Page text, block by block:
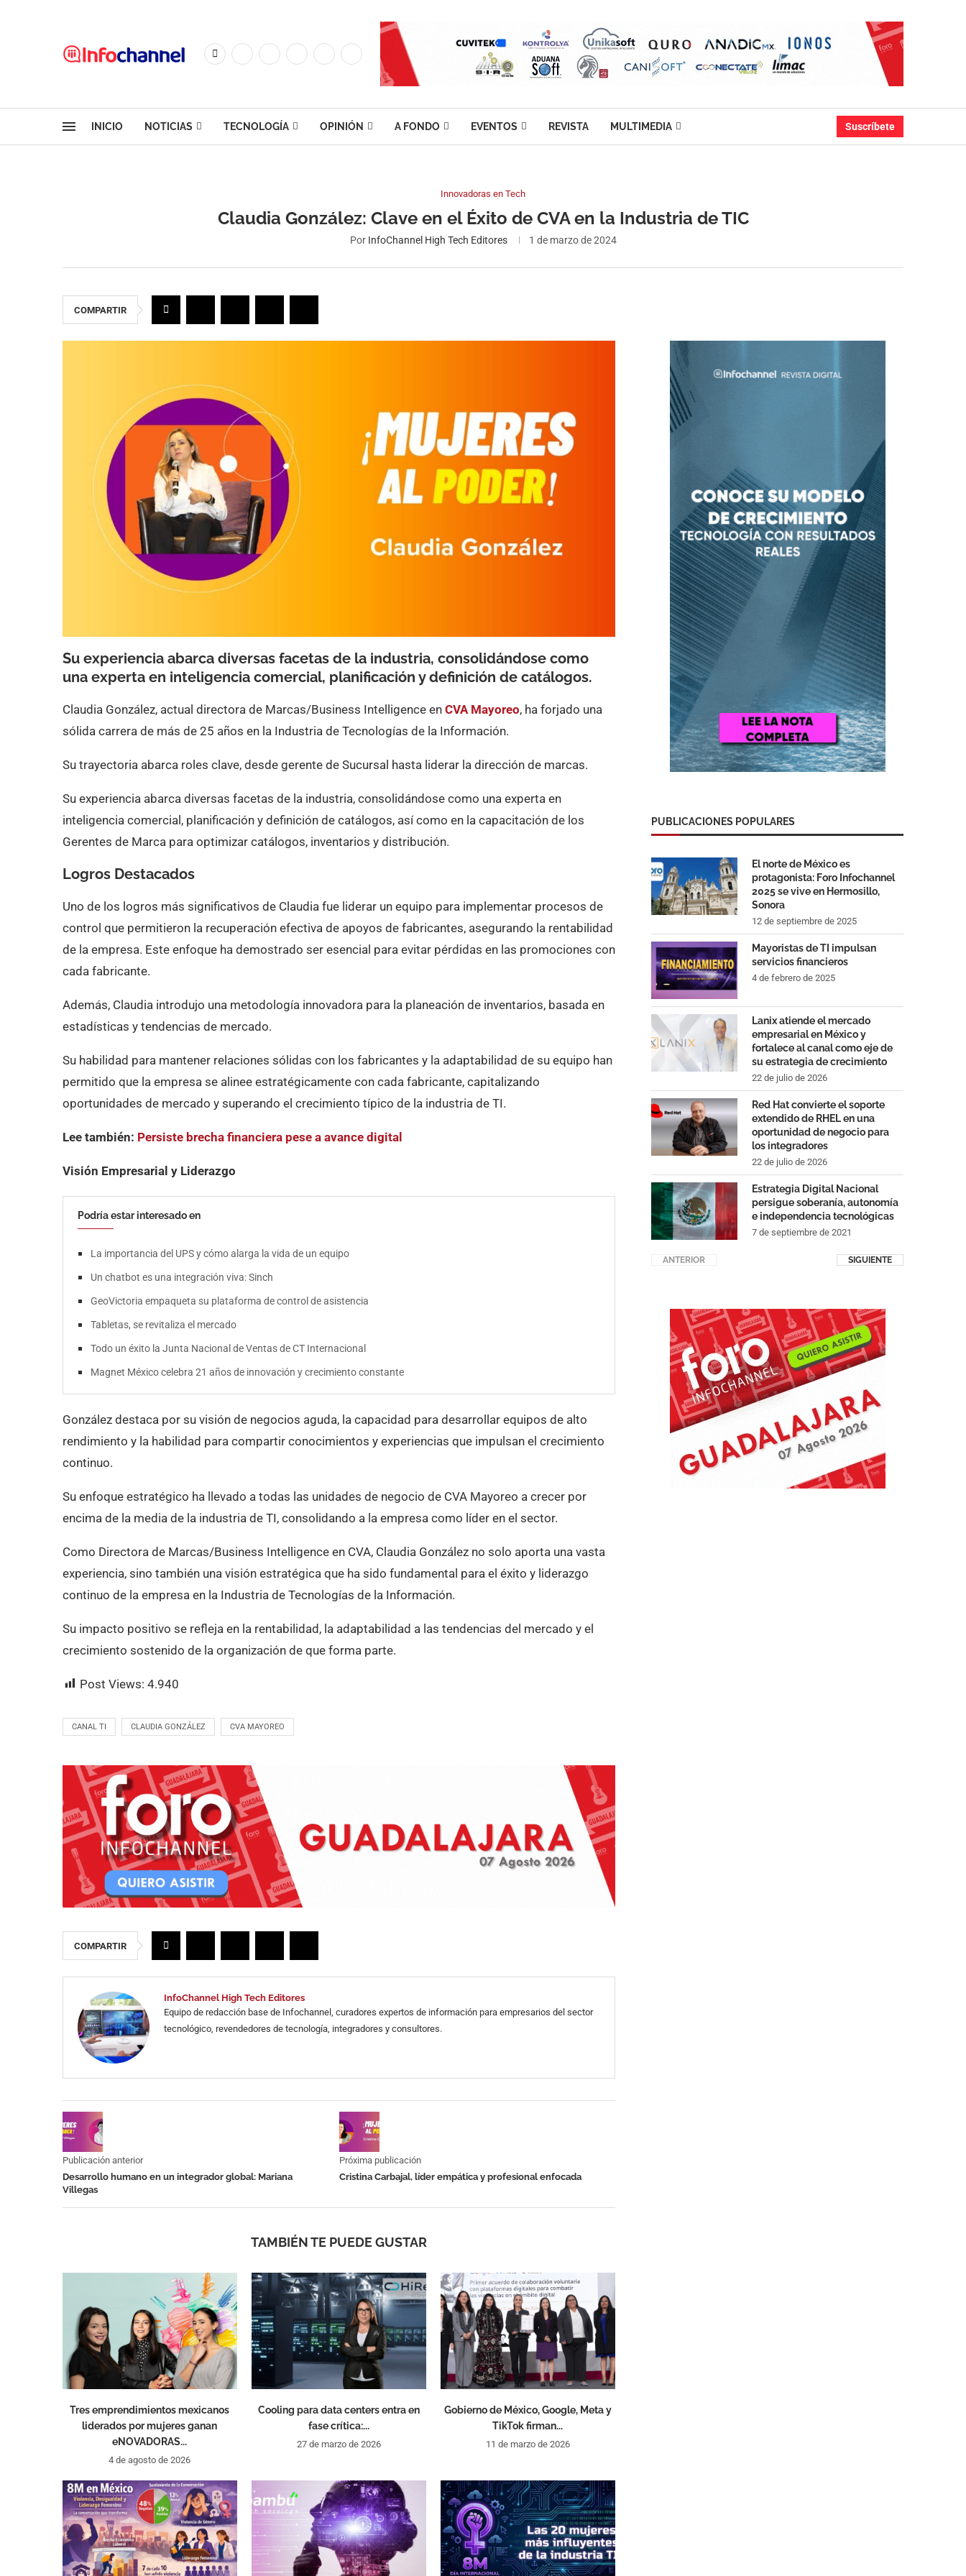
INICIO NOTICIAS TECNOLOGÍA OPINIÓN A FONDO EVENTOS REVISTA MULTIMEDIA Suscríbete
Innovadoras en Tech
Claudia González: Clave en el Éxito de CVA en la Industria de TIC
Por InfoChannel High Tech Editores 1 de marzo de 2024
COMPARTIR
Su experiencia abarca diversas facetas de la industria, consolidándose como
una experta en inteligencia comercial, planificación y definición de catálogos.
Claudia González, actual directora de Marcas/Business Intelligence en CVA Mayoreo, ha forjado una
sólida carrera de más de 25 años en la Industria de Tecnologías de la Información.
Su trayectoria abarca roles clave, desde gerente de Sucursal hasta liderar la dirección de marcas.
Su experiencia abarca diversas facetas de la industria, consolidándose como una experta en
inteligencia comercial, planificación y definición de catálogos, así como en la capacitación de los
Gerentes de Marca para optimizar catálogos, inventarios y distribución.
Logros Destacados
Uno de los logros más significativos de Claudia fue liderar un equipo para implementar procesos de
control que permitieron la recuperación efectiva de apoyos de fabricantes, asegurando la rentabilidad
de la empresa. Este enfoque ha demostrado ser esencial para evitar pérdidas en las promociones con
cada fabricante.
Además, Claudia introdujo una metodología innovadora para la planeación de inventarios, basada en
estadísticas y tendencias de mercado.
Su habilidad para mantener relaciones sólidas con los fabricantes y la adaptabilidad de su equipo han
permitido que la empresa se alinee estratégicamente con cada fabricante, capitalizando
oportunidades de mercado y superando el crecimiento típico de la industria de TI.
Lee también: Persiste brecha financiera pese a avance digital
Visión Empresarial y Liderazgo
Podría estar interesado en
La importancia del UPS y cómo alarga la vida de un equipo
Un chatbot es una integración viva: Sinch
GeoVictoria empaqueta su plataforma de control de asistencia
Tabletas, se revitaliza el mercado
Todo un éxito la Junta Nacional de Ventas de CT Internacional
Magnet México celebra 21 años de innovación y crecimiento constante
González destaca por su visión de negocios aguda, la capacidad para desarrollar equipos de alto
rendimiento y la habilidad para compartir conocimientos y experiencias que impulsan el crecimiento
continuo.
Su enfoque estratégico ha llevado a todas las unidades de negocio de CVA Mayoreo a crecer por
encima de la media de la industria de TI, consolidando a la empresa como líder en el sector.
Como Directora de Marcas/Business Intelligence en CVA, Claudia González no solo aporta una vasta
experiencia, sino también una visión estratégica que ha sido fundamental para el éxito y liderazgo
continuo de la empresa en la Industria de Tecnologías de la Información.
Su impacto positivo se refleja en la rentabilidad, la adaptabilidad a las tendencias del mercado y el
crecimiento sostenido de la organización de que forma parte.
Post Views: 4.940
CANAL TI CLAUDIA GONZÁLEZ CVA MAYOREO
COMPARTIR
InfoChannel High Tech Editores
Equipo de redacción base de Infochannel, curadores expertos de información para empresarios del sector
tecnológico, revendedores de tecnología, integradores y consultores.
Publicación anterior
Desarrollo humano en un integrador global: Mariana
Villegas
Próxima publicación
Cristina Carbajal, líder empática y profesional enfocada
TAMBIÉN TE PUEDE GUSTAR
Tres emprendimientos mexicanos
liderados por mujeres ganan
eNOVADORAS...
4 de agosto de 2026
Cooling para data centers entra en
fase crítica:...
27 de marzo de 2026
Gobierno de México, Google, Meta y
TikTok firman...
11 de marzo de 2026
PUBLICACIONES POPULARES
El norte de México es
protagonista: Foro Infochannel
2025 se vive en Hermosillo,
Sonora
12 de septiembre de 2025
Mayoristas de TI impulsan
servicios financieros
4 de febrero de 2025
Lanix atiende el mercado
empresarial en México y
fortalece al canal como eje de
su estrategia de crecimiento
22 de julio de 2026
Red Hat convierte el soporte
extendido de RHEL en una
oportunidad de negocio para
los integradores
22 de julio de 2026
Estrategia Digital Nacional
persigue soberanía, autonomía
e independencia tecnológicas
7 de septiembre de 2021
ANTERIOR SIGUIENTE